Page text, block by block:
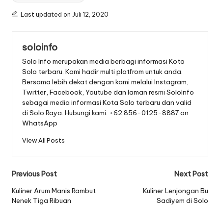
Last updated on Juli 12, 2020
soloinfo
Solo Info merupakan media berbagi informasi Kota
Solo terbaru. Kami hadir multi platfrom untuk anda.
Bersama lebih dekat dengan kami melalui Instagram,
Twitter, Facebook, Youtube dan laman resmi SoloInfo
sebagai media informasi Kota Solo terbaru dan valid
di Solo Raya. Hubungi kami: +62 856-0125-8887 on
WhatsApp
View All Posts
Post
navigation
Previous Post
Kuliner Arum Manis Rambut
Nenek Tiga Ribuan
Next Post
Kuliner Lenjongan Bu
Sadiyem di Solo